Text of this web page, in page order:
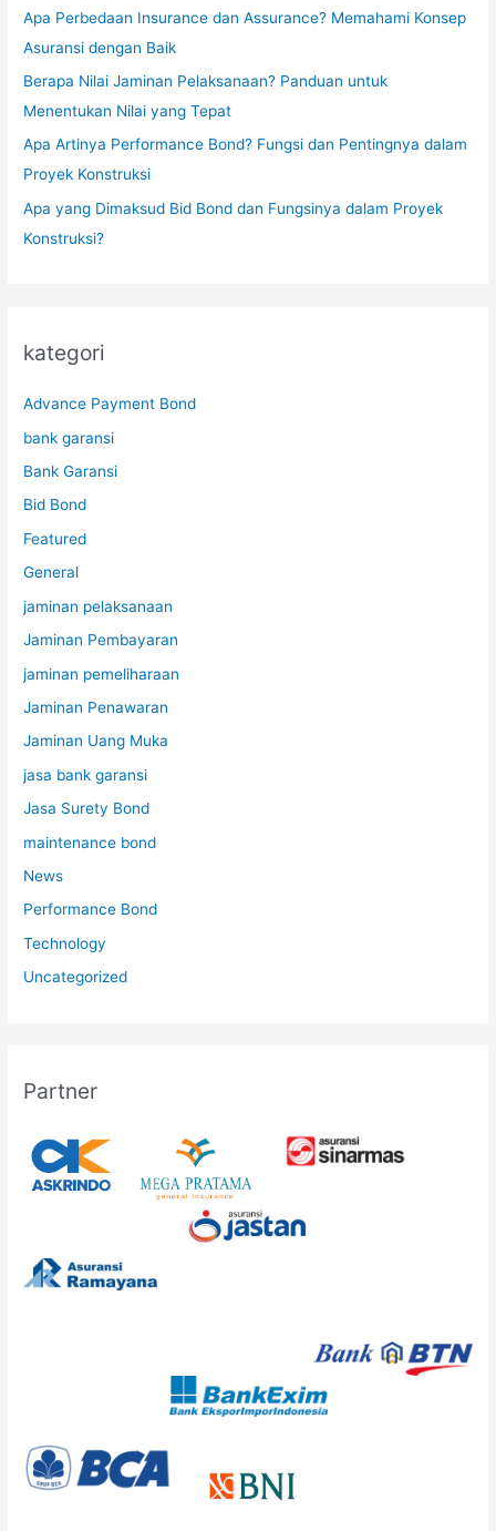
Apa Perbedaan Insurance dan Assurance? Memahami Konsep
Asuransi dengan Baik
Berapa Nilai Jaminan Pelaksanaan? Panduan untuk
Menentukan Nilai yang Tepat
Apa Artinya Performance Bond? Fungsi dan Pentingnya dalam
Proyek Konstruksi
Apa yang Dimaksud Bid Bond dan Fungsinya dalam Proyek
Konstruksi?
kategori
Advance Payment Bond
bank garansi
Bank Garansi
Bid Bond
Featured
General
jaminan pelaksanaan
Jaminan Pembayaran
jaminan pemeliharaan
Jaminan Penawaran
Jaminan Uang Muka
jasa bank garansi
Jasa Surety Bond
maintenance bond
News
Performance Bond
Technology
Uncategorized
Partner